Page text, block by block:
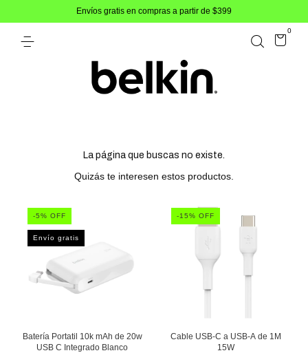
Envíos gratis en compras a partir de $399
0
La página que buscas no existe.
Quizás te interesen estos productos.
-5% OFF
Envío gratis
Batería Portatil 10k mAh de 20w
USB C Integrado Blanco
-15% OFF
Cable USB-C a USB-A de 1M
15W